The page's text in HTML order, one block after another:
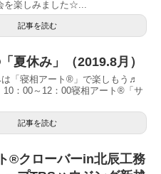
を楽しみました☆...
記事を読む
夏休み」（2019.8月）
「寝相アート®」で楽しもう♬
10：00～12：00寝相アート®「サ
記事を読む
®︎クローバーin北辰工務